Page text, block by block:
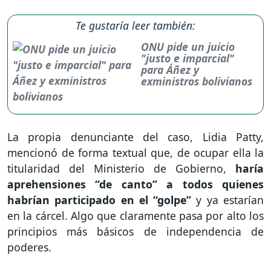
Te gustaría leer también:
ONU pide un juicio
"justo e imparcial"
para Áñez y
exministros bolivianos
La propia denunciante del caso, Lidia Patty,
mencionó de forma textual que, de ocupar ella la
titularidad del Ministerio de Gobierno, haría
aprehensiones “de canto” a todos quienes
habrían participado en el “golpe”y ya estarían
en la cárcel. Algo que claramente pasa por alto los
principios más básicos de independencia de
poderes.